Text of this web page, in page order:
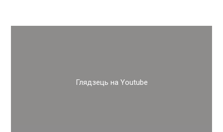
Глядзець на Youtube